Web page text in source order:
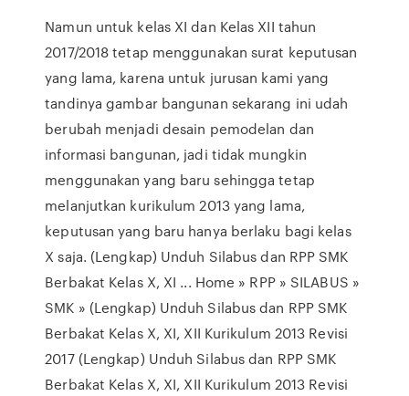
Namun untuk kelas XI dan Kelas XII tahun
2017/2018 tetap menggunakan surat keputusan
yang lama, karena untuk jurusan kami yang
tandinya gambar bangunan sekarang ini udah
berubah menjadi desain pemodelan dan
informasi bangunan, jadi tidak mungkin
menggunakan yang baru sehingga tetap
melanjutkan kurikulum 2013 yang lama,
keputusan yang baru hanya berlaku bagi kelas
X saja. (Lengkap) Unduh Silabus dan RPP SMK
Berbakat Kelas X, XI ... Home » RPP » SILABUS »
SMK » (Lengkap) Unduh Silabus dan RPP SMK
Berbakat Kelas X, XI, XII Kurikulum 2013 Revisi
2017 (Lengkap) Unduh Silabus dan RPP SMK
Berbakat Kelas X, XI, XII Kurikulum 2013 Revisi